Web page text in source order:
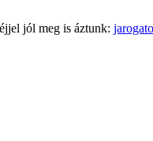
jól meg is áztunk: